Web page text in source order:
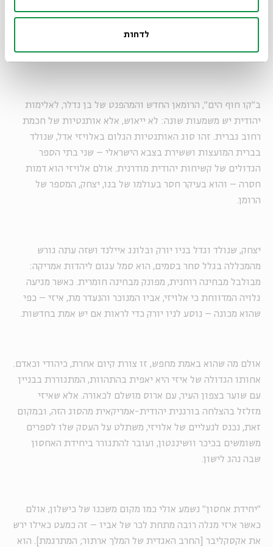
לדחות
טקס מעבר חשוב יותר מבר מצווה
ב"קו חוף הים", הרומאן החדש והמהפנט של בן נדלר, לאלימות
יהודית יש משמעות שונה: לא ייאוש, אלא אותנטיות של חכמת
רחוב גברית. זהו סוג האותנטיות הגלום באלויזי אדל, שנולד
בברית המועצות וששירת בצבא הישראלי – שני בתי הספר
הגדולים של קשיחות יהודית מודרנית. אולם אלויזי הוא דמות
חסרה – והוא בעיקר חסר בעולמו של בנו, יצחק, המספר של
הרומן.
יצחק, שנולד וגדל בניו יורק ובלונג איילנד ושזה עתה גורש
מהמכללה בגלל סחר בסמים, הוא סמל עגום ליהדות אמריקה:
מבולבל מבחינה רוחנית, מפונק מבחינה חומרית. כאשר מגיעה
גלויה המדווחת כי אלויזי, אביו המנוכר והנעדר מת, איזי – כפי
שהוא מכונה – נוסע לניו יורק כדי לראות אם יש אמת בחדשות.
אולם מה שהוא באמת מחפש, זו צורת קיום אחרת, כיהודי וכאדם.
אחותו הגדולה של איזי היא יאפית בהתהוות, המתגוררת בבניין
עם שוער בצפון העיר, עם ארוס מושלם לכאורה. אלא שאיזי
מזלזל בהצלחה בורגנית יהודית-אמריקאית מהסוג הזה, ובמקום
זאת, נכנס לנעליים של אלויזי, משתלט על העסק שלו לספרים
משומשים בכיכר וושינגטון, ועובר להתגורר ביחידת האחסון
שבה נהג לישון.
"יחידת אחסון" נשמע אולי כמו מקום משכנו של כישלון, אולם
כאשר איזי מגלה רובה מתחת לכר של אביו – זה כמעט כאילו ירש
את אקסקליבר [החרב האגדית של המלך ארתור; המתרגמת]. הוא